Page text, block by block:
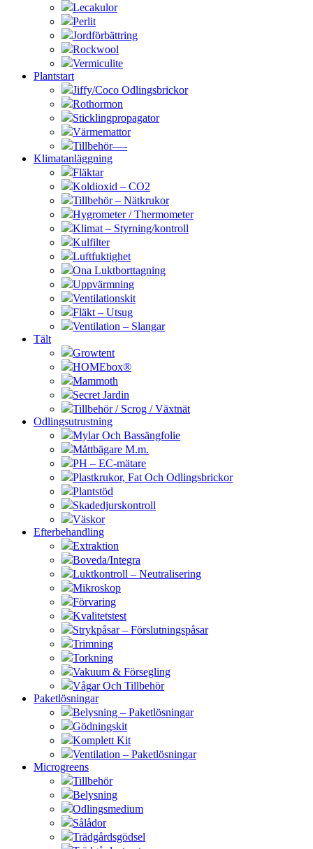
Lecakulor
Perlit
Jordförbättring
Rockwool
Vermiculite
Plantstart
Jiffy/Coco Odlingsbrickor
Rothormon
Sticklingpropagator
Värmemattor
Tillbehör—-
Klimatanläggning
Fläktar
Koldioxid – CO2
Tillbehör – Nätkrukor
Hygrometer / Thermometer
Klimat – Styrning/kontroll
Kulfilter
Luftfuktighet
Ona Luktborttagning
Uppvärmning
Ventilationskit
Fläkt – Utsug
Ventilation – Slangar
Tält
Growtent
HOMEbox®
Mammoth
Secret Jardin
Tillbehör / Scrog / Växtnät
Odlingsutrustning
Mylar Och Bassängfolie
Måttbägare M.m.
PH – EC-mätare
Plastkrukor, Fat Och Odlingsbrickor
Plantstöd
Skadedjurskontroll
Väskor
Efterbehandling
Extraktion
Boveda/Integra
Luktkontroll – Neutralisering
Mikroskop
Förvaring
Kvalitetstest
Strykpåsar – Förslutningspåsar
Trimning
Torkning
Vakuum & Försegling
Vågar Och Tillbehör
Paketlösningar
Belysning – Paketlösningar
Gödningskit
Komplett Kit
Ventilation – Paketlösningar
Microgreens
Tillbehör
Belysning
Odlingsmedium
Sålådor
Trädgårdsgödsel